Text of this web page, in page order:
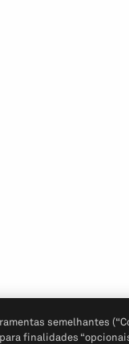
semelhantes
finalidades